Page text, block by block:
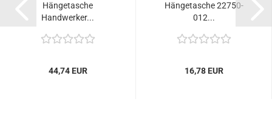
Hängetasche
Handwerker...
44,74 EUR
Hängetasche 22750-
012...
16,78 EUR